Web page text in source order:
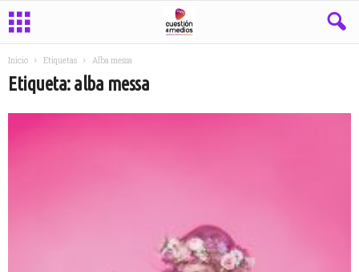
Inicio Etiquetas Alba messa
Etiqueta: alba messa